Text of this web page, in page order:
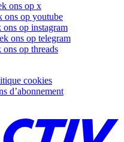
ons op x
ons op youtube
ons op instagram
ons op telegram
ons op threads
cookies
d’abonnement